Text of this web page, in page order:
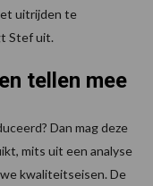
uitrijden te
Stef uit.
tellen mee
Dan mag deze
mits uit een analyse
kwaliteitseisen. De